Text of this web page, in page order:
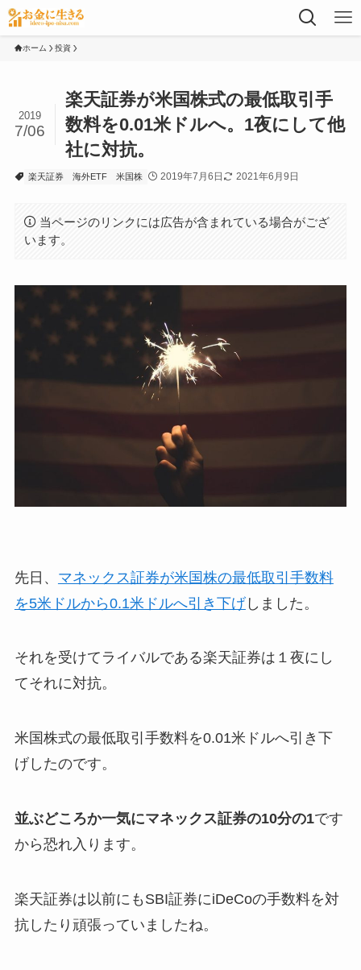
ホーム 投資
楽天証券が米国株式の最低取引手
数料を0.01米ドルへ。1夜にして他
社に対抗。
2019
7/06
楽天証券 海外ETF 米国株 2019年7月6日 2021年6月9日
当ページのリンクには広告が含まれている場合がござ
います。
先日、 マネックス証券が米国株の最低取引手数料
を5米ドルから0.1米ドルへ引き下げしました。
それを受けてライバルである楽天証券は１夜にし
てそれに対抗。
米国株式の最低取引手数料を0.01米ドルへ引き下
げしたのです。
並ぶどころか一気にマネックス証券の10分の1です
から恐れ入ります。
楽天証券は以前にもSBI証券にiDeCoの手数料を対
抗したり頑張っていましたね。